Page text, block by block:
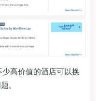
高价值的酒店可以换
。